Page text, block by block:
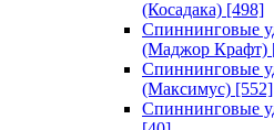
(Косадака) [498]
Спиннинговые
(Маджор Крафт)
Спиннинговые
(Максимус) [552]
Спиннинговые